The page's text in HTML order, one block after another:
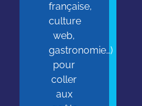
française,
culture
web,
gastronomie…)
pour
coller
aux